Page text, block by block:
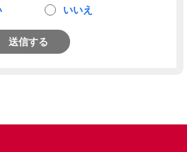
いいえ
送信する